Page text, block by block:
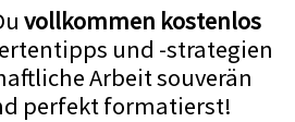
vollkommen kostenlos
und -strategien
Arbeit souverän
perfekt formatierst!